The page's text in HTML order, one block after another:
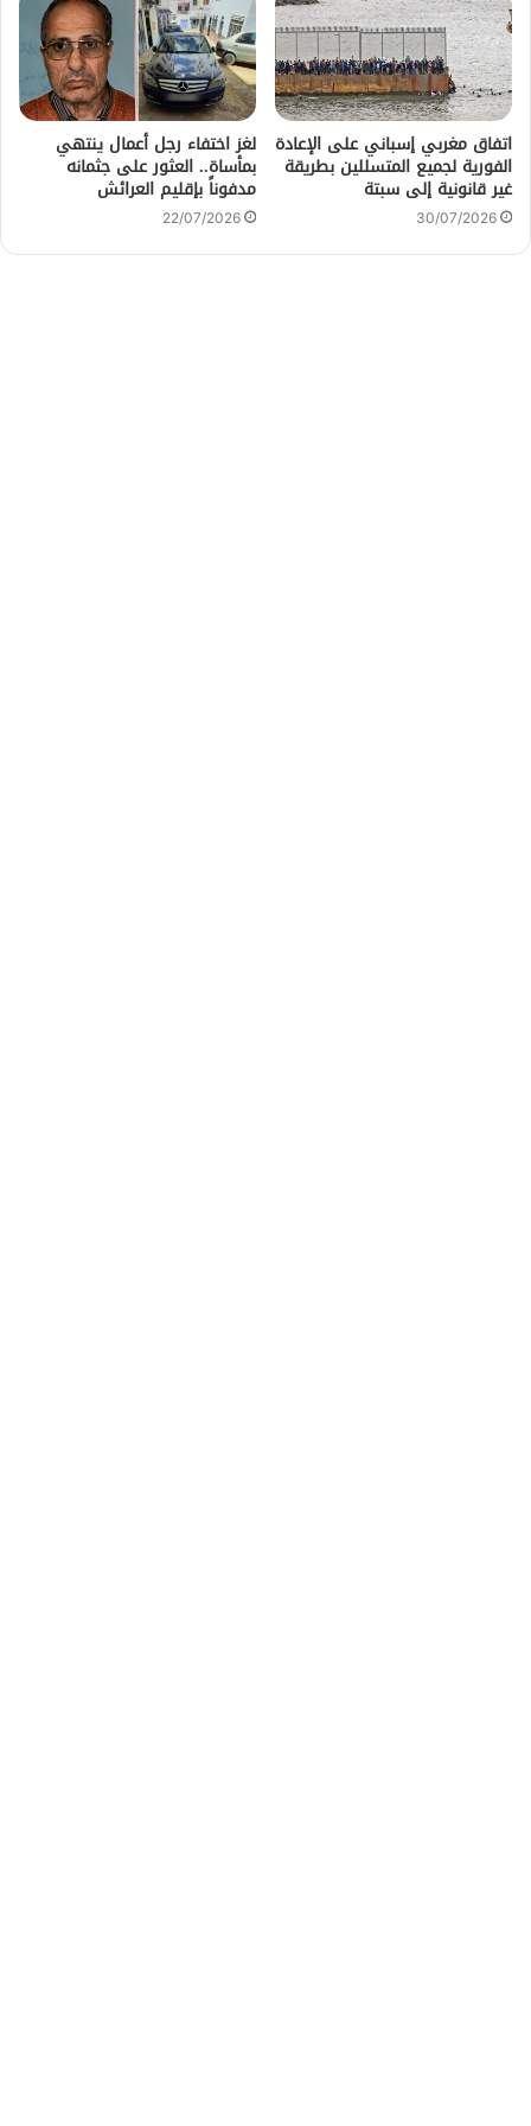
اتفاق مغربي إسباني على الإعادة
الفورية لجميع المتسللين بطريقة
غير قانونية إلى سبتة
30/07/2026
لغز اختفاء رجل أعمال ينتهي
بمأساة.. العثور على جثمانه
مدفوناً بإقليم العرائش
22/07/2026